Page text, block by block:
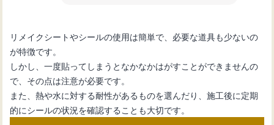
リメイクシートやシールの使用は簡単で、必要な道具も少ないの
が特徴です。
しかし、一度貼ってしまうとなかなかはがすことができませんの
で、その点は注意が必要です。
また、熱や水に対する耐性があるものを選んだり、施工後に定期
的にシールの状況を確認することも大切です。